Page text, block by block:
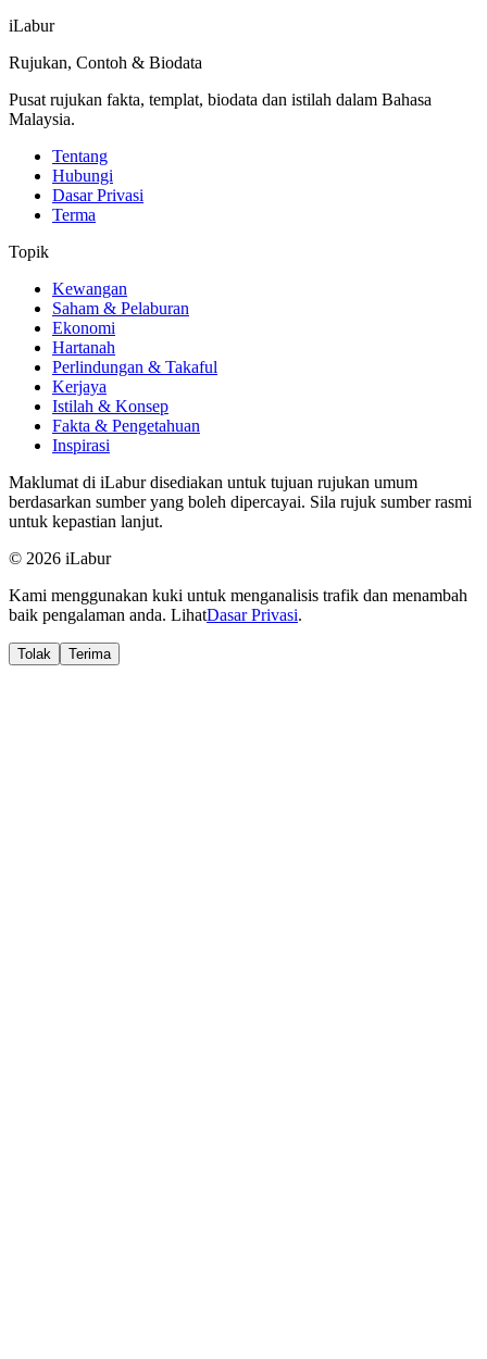
iLabur
Rujukan, Contoh & Biodata
Pusat rujukan fakta, templat, biodata dan istilah dalam Bahasa
Malaysia.
Tentang
Hubungi
Dasar Privasi
Terma
Topik
Kewangan
Saham & Pelaburan
Ekonomi
Hartanah
Perlindungan & Takaful
Kerjaya
Istilah & Konsep
Fakta & Pengetahuan
Inspirasi
Maklumat di iLabur disediakan untuk tujuan rujukan umum
berdasarkan sumber yang boleh dipercayai. Sila rujuk sumber rasmi
untuk kepastian lanjut.
© 2026 iLabur
Kami menggunakan kuki untuk menganalisis trafik dan menambah
baik pengalaman anda. LihatDasar Privasi.
Tolak Terima